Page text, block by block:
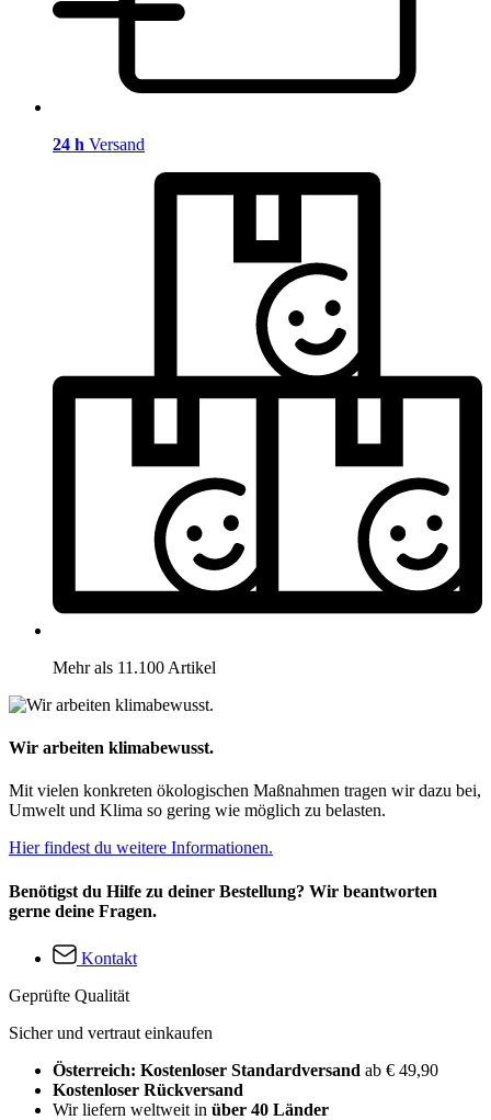
24 h Versand
Mehr als 11.100 Artikel
Wir arbeiten klimabewusst.
Mit vielen konkreten ökologischen Maßnahmen tragen wir dazu bei,
Umwelt und Klima so gering wie möglich zu belasten.
Hier findest du weitere Informationen.
Benötigst du Hilfe zu deiner Bestellung? Wir beantworten
gerne deine Fragen.
Kontakt
Geprüfte Qualität
Sicher und vertraut einkaufen
Österreich: Kostenloser Standardversand ab € 49,90
Kostenloser Rückversand
Wir liefern weltweit in über 40 Länder